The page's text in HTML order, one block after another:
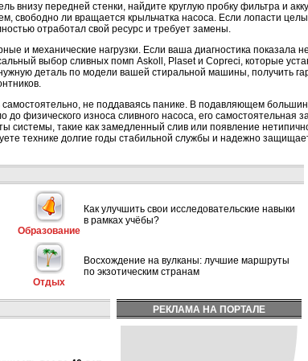
передней стенки, найдите круглую пробку фильтра и
свободно ли вращается крыльчатка насоса. Если лопасти
отработал свой ресурс и требует замены.
и механические нагрузки. Если ваша диагностика показала
выбор сливных помп Askoll, Plaset и Copreci, которые
деталь по модели вашей стиральной машины, получить
не поддаваясь панике. В подавляющем
физического износа сливного насоса, его самостоятельная
такие как замедленный слив или появление
технике долгие годы стабильной службы и надежно
Образование
Как улучшить свои исследовательские навыки
в рамках учёбы?
Отдых
Восхождение на вулканы: лучшие маршруты
по экзотическим странам
РЕКЛАМА НА ПОРТАЛЕ